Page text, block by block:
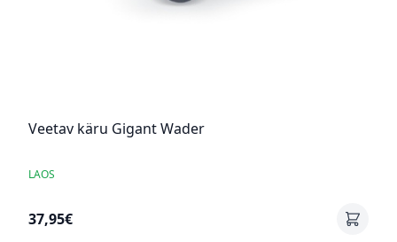
Veetav käru Gigant Wader
LAOS
37,95€